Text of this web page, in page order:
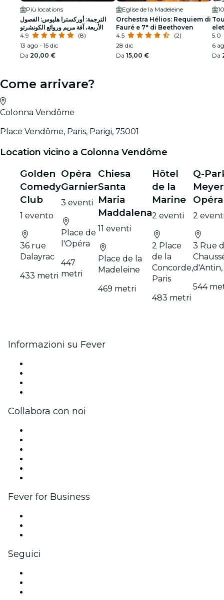
Più locations
الترجمة: أوركسترا هليوس: الفصول
الأربعة، آفة مريم وروائع الكونشرتو
4.9
(8)
13 ago - 15 dic
Da 20,00 €
Eglise de la Madeleine
Orchestra Hélios: Requiem di
Fauré e 7° di Beethoven
4.5
(2)
28 dic
Da 15,00 €
5.0
6
Da
Come arrivare?
Colonna Vendôme
Place Vendôme, Paris, Parigi, 75001
Location vicino a Colonna Vendôme
Golden
Comedy
Club
1 evento
36 rue
Dalayrac
433 metri
Opéra
Garnier
3 eventi
Place de
l'Opéra
447
metri
Chiesa
Santa
Maria
Maddalena
11 eventi
Place de la
Madeleine
469 metri
Hôtel
de la
Marine
2 eventi
2 Place
de la
Concorde,
Paris
483 metri
Q-
Opéra
2
3 Rue
d'Antin,
544
Informazioni su Fever
Collabora con noi
Fever for Business
Seguici